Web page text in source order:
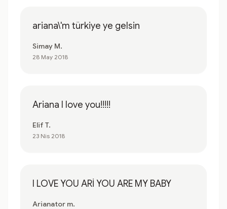
ariana\'m türkiye ye gelsin
Simay M.
28 May 2018
Ariana I love you!!!!!
Elif T.
23 Nis 2018
I LOVE YOU ARİ YOU ARE MY BABY
Arianator m.